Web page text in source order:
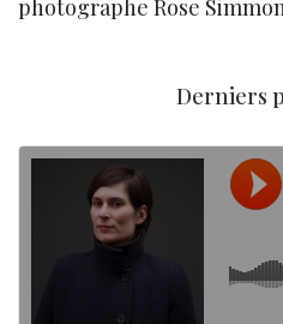
photographe Rose
Derniers